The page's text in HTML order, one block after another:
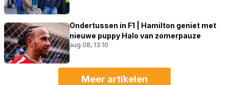
Ondertussen in F1 | Hamilton geniet met
nieuwe puppy Halo van zomerpauze
aug 08, 13:10
Meer artikelen